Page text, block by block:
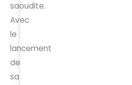
saoudite.
Avec
le
lancement
de
sa